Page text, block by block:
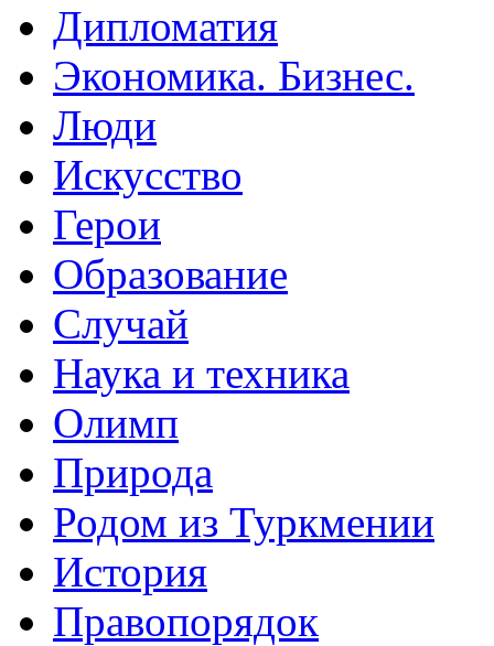
Дипломатия
Экономика. Бизнес.
Люди
Искусство
Герои
Образование
Случай
Наука и техника
Олимп
Природа
Родом из Туркмении
История
Правопорядок